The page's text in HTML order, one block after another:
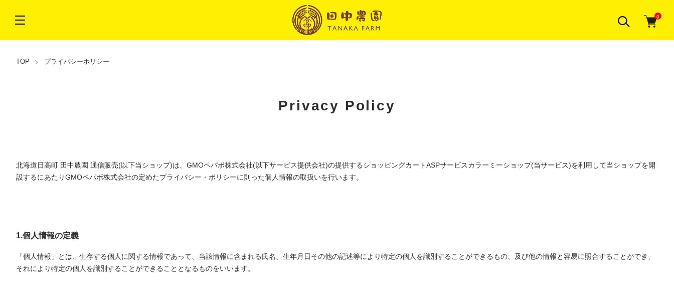
0
TOP プライバシーポリシー
Privacy Policy
北海道日高町 田中農園 通信販売(以下当ショップ)は、 GMOペパボ株式会社(以下サービス提供会社)の提供するショッピングカートASPサービスカラーミーショップ(当サービス)を利用して当ショップを開
設するにあたりGMOペパボ株式会社の定めたプライバシー・ポリシーに則った個人情報の取扱いを行います。
1.個人情報の定義
「個人情報」とは、生存する個人に関する情報であって、当該情報に含まれる氏名、生年月日その他の記述等により特定の個人を識別することができるもの、及び他の情報と容易に照合することができ、
それにより特定の個人を識別することができることとなるものをいいます。